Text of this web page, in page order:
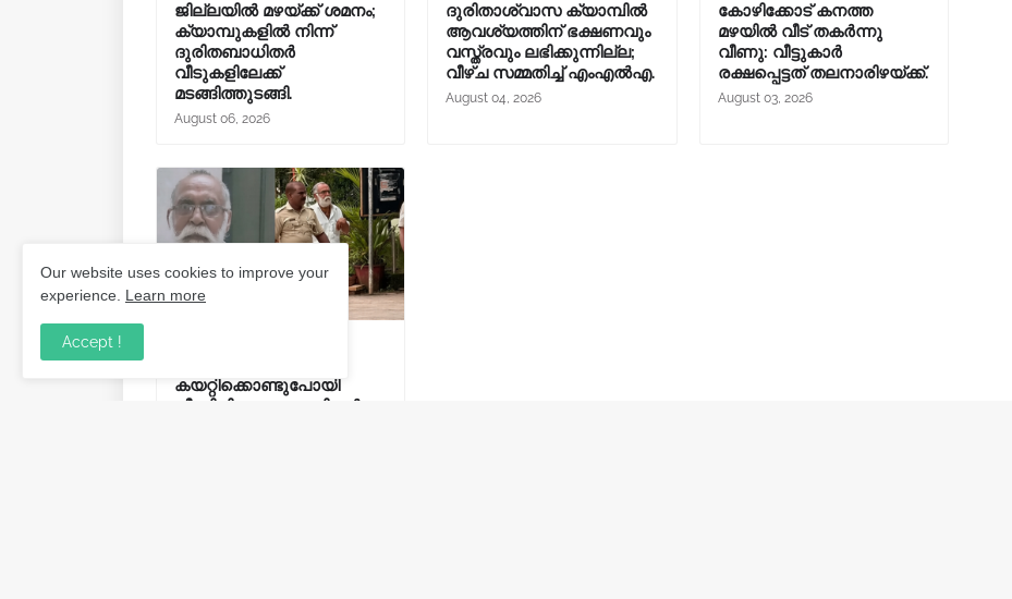
ജില്ലയിൽ മഴയ്ക്ക് ശമനം;
ക്യാമ്പുകളിൽ നിന്ന്
ദുരിതബാധിതർ
വീടുകളിലേക്ക്
മടങ്ങിത്തുടങ്ങി.
August 06, 2026
ദുരിതാശ്വാസ ക്യാമ്പിൽ
ആവശ്യത്തിന് ഭക്ഷണവും
വസ്ത്രവും ലഭിക്കുന്നില്ല;
വീഴ്ച സമ്മതിച്ച് എംഎൽഎ.
August 04, 2026
കോഴിക്കോട് കനത്ത
മഴയിൽ വീട് തകർന്നു
വീണു: വീട്ടുകാർ
രക്ഷപ്പെട്ടത് തലനാരിഴയ്ക്ക്.
August 03, 2026
കയറ്റിക്കൊണ്ടുപോയി
പീഡിപ്പിച്ചു; വയോധികൻ
Our website uses cookies to improve your
experience. Learn more
Accept !